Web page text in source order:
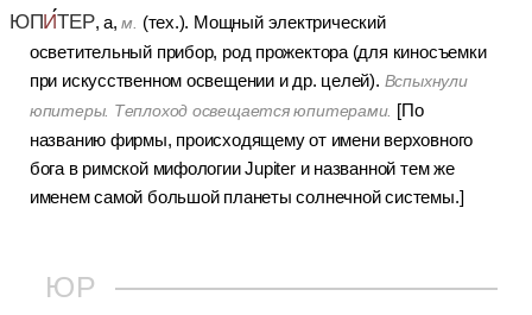
ЮПИТЕР, а,м. (тех.). Мощный электрический
осветительный прибор, род прожектора (для киносъемки
при искусственном освещении и др. целей). Вспыхнули
юпитеры. Теплоход освещается юпитерами. [По
названию фирмы, происходящему от имени верховного
бога в римской мифологии Jupiter и названной тем же
именем самой большой планеты солнечной системы.]
ЮР